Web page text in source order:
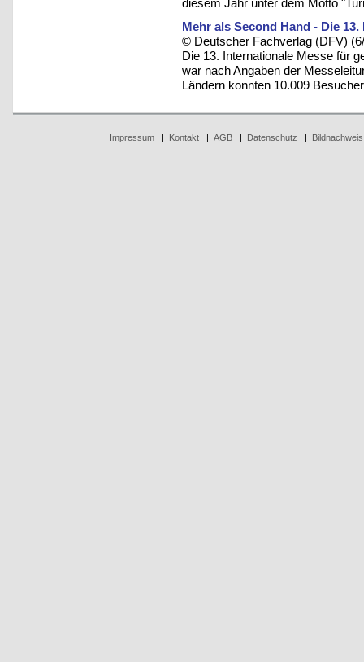
diesem Jahr unter dem Motto
Mehr als Second Hand - Die
© Deutscher Fachverlag (DFV)
Die 13. Internationale Messe für
war nach Angaben der
Ländern konnten 10.009
Impressum| Kontakt| AGB| Datenschutz | Bildnachweis